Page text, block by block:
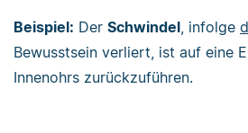
Beispiel: Der Schwindel, infolge
Bewusstsein verliert, ist auf eine
Innenohrs zurückzuführen.